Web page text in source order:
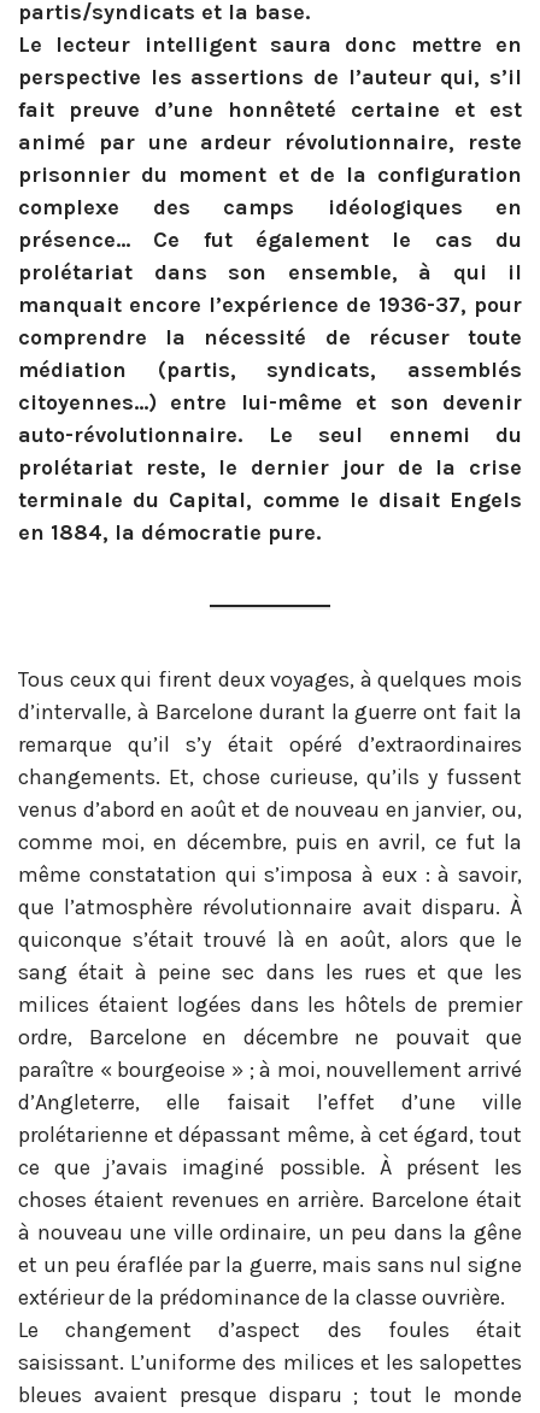
partis/syndicats et la base.
Le lecteur intelligent saura donc mettre en
perspective les assertions de l’auteur qui, s’il
fait preuve d’une honnêteté certaine et est
animé par une ardeur révolutionnaire, reste
prisonnier du moment et de la configuration
complexe des camps idéologiques en
présence… Ce fut également le cas du
prolétariat dans son ensemble, à qui il
manquait encore l’expérience de 1936-37, pour
comprendre la nécessité de récuser toute
médiation (partis, syndicats, assemblés
citoyennes…) entre lui-même et son devenir
auto-révolutionnaire. Le seul ennemi du
prolétariat reste, le dernier jour de la crise
terminale du Capital, comme le disait Engels
en 1884, la démocratie pure.
Tous ceux qui firent deux voyages, à quelques mois
d’intervalle, à Barcelone durant la guerre ont fait la
remarque qu’il s’y était opéré d’extraordinaires
changements. Et, chose curieuse, qu’ils y fussent
venus d’abord en août et de nouveau en janvier, ou,
comme moi, en décembre, puis en avril, ce fut la
même constatation qui s’imposa à eux : à savoir,
que l’atmosphère révolutionnaire avait disparu. À
quiconque s’était trouvé là en août, alors que le
sang était à peine sec dans les rues et que les
milices étaient logées dans les hôtels de premier
ordre, Barcelone en décembre ne pouvait que
paraître « bourgeoise » ; à moi, nouvellement arrivé
d’Angleterre, elle faisait l’effet d’une ville
prolétarienne et dépassant même, à cet égard, tout
ce que j’avais imaginé possible. À présent les
choses étaient revenues en arrière. Barcelone était
à nouveau une ville ordinaire, un peu dans la gêne
et un peu éraflée par la guerre, mais sans nul signe
extérieur de la prédominance de la classe ouvrière.
Le changement d’aspect des foules était
saisissant. L’uniforme des milices et les salopettes
bleues avaient presque disparu ; tout le monde